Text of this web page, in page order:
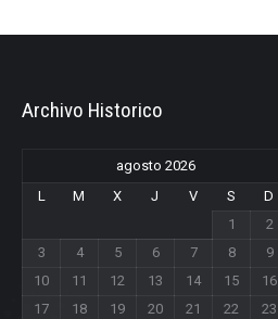
Archivo Historico
agosto 2026
L
M X J V S
D
1
2
3
4 5 6 7 8
9
10
11 12 13 14 15
16
17
18 19 20 21 22
23